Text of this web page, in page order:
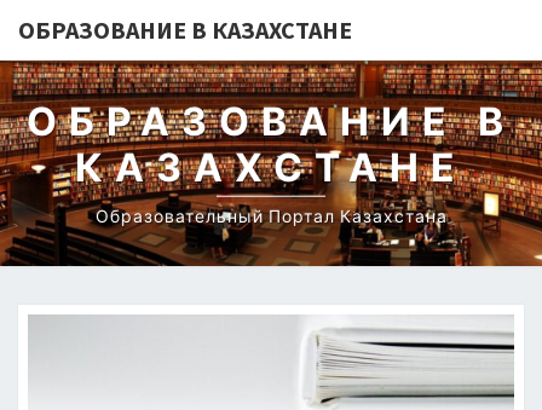
ОБРАЗОВАНИЕ В КАЗАХСТАНЕ
ОБРАЗОВАНИЕ В
КАЗАХСТАНЕ
Образовательный Портал Казахстана